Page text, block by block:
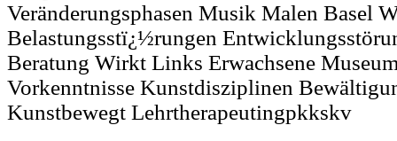
Veränderungsphasen Musik Malen Basel
Belastungsstï¿½rungen
Beratung Wirkt Links Erwachsene
Vorkenntnisse Kunstdisziplinen
Kunstbewegt Lehrtherapeutingpkkskv